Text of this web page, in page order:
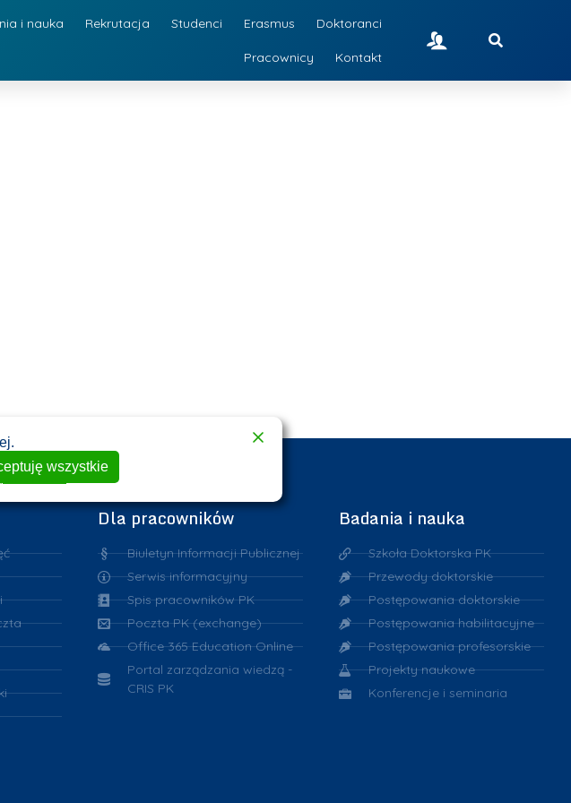
i nauka Rekrutacja Studenci Erasmus Doktoranci
Pracownicy Kontakt
Dla pracowników
Biuletyn Informacji Publicznej
Serwis informacyjny
Spis pracowników PK
Poczta PK (exchange)
Office 365 Education Online
Portal zarządzania wiedzą -
CRIS PK
Badania i nauka
Szkoła Doktorska PK
Przewody doktorskie
Postępowania doktorskie
Postępowania habilitacyjne
Postępowania profesorskie
Projekty naukowe
Konferencje i seminaria
wszystkie
Platform